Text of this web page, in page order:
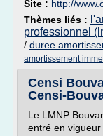
Site : http://
Thèmes liés :
professionnel
/ duree
amortissement
Censi
Censi-
Le LMNP
entré en